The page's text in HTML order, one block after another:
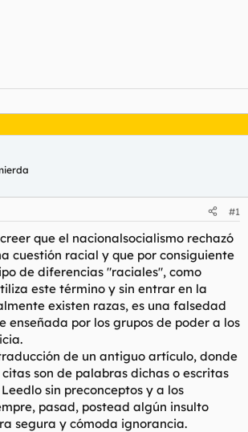
#1
que el nacionalsocialismo rechazó
cuestión racial y que por consiguiente
de diferencias "raciales", como
este término y sin entrar en la
existen razas, es una falsedad
enseñada por los grupos de poder a los
de un antiguo artículo, donde
son de palabras dichas o escritas
sin preconceptos y a los
pasad, postead algún insulto
segura y cómoda ignorancia.